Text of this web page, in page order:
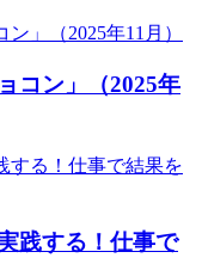
コン」（2025年
践する！仕事で